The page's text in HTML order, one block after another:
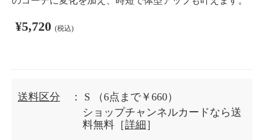
¥5,720 (税込)
送料区分 ： S
（6点まで￥660）
ショップチャンネルカードなら送
料無料［詳細 ］